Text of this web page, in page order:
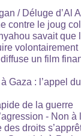
/ Déluge d’Al
contre le joug
savait que
volontairement
un film
Gaza : l’appel
de la guerre
- Non à
droits